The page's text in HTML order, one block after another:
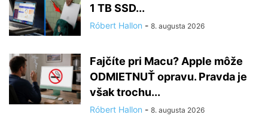
1 TB SSD...
Róbert Hallon - 8. augusta 2026
Fajčíte pri Macu? Apple môže
ODMIETNUŤ opravu. Pravda je
však trochu...
Róbert Hallon - 8. augusta 2026